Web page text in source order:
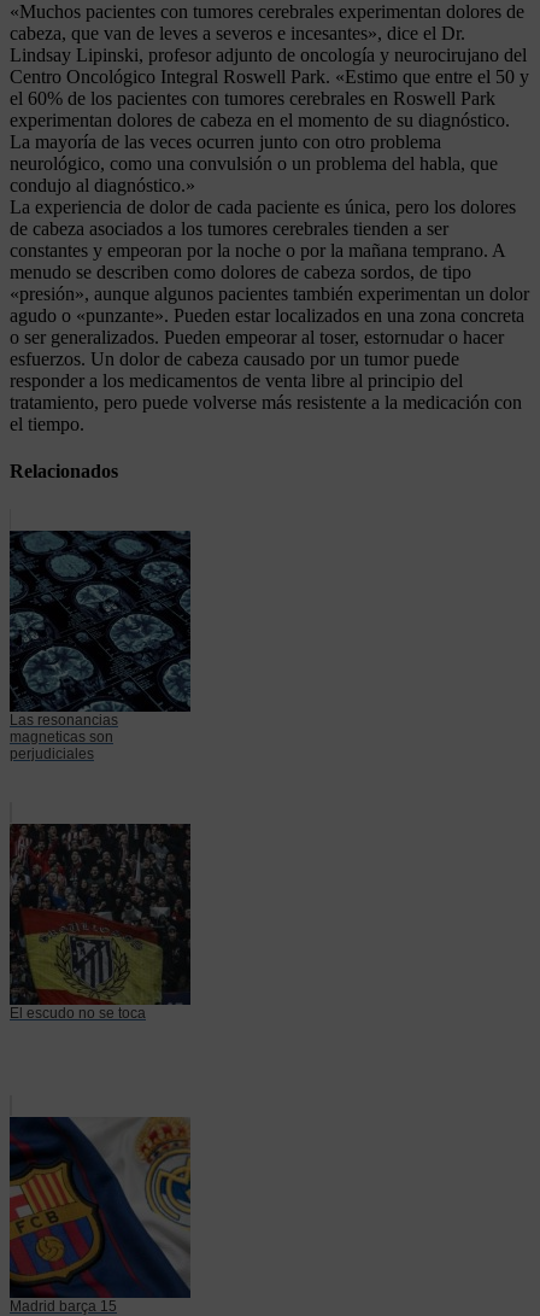
«Muchos pacientes con tumores cerebrales experimentan dolores de
cabeza, que van de leves a severos e incesantes», dice el Dr.
Lindsay Lipinski, profesor adjunto de oncología y neurocirujano del
Centro Oncológico Integral Roswell Park. «Estimo que entre el 50 y
el 60% de los pacientes con tumores cerebrales en Roswell Park
experimentan dolores de cabeza en el momento de su diagnóstico.
La mayoría de las veces ocurren junto con otro problema
neurológico, como una convulsión o un problema del habla, que
condujo al diagnóstico.»
La experiencia de dolor de cada paciente es única, pero los dolores
de cabeza asociados a los tumores cerebrales tienden a ser
constantes y empeoran por la noche o por la mañana temprano. A
menudo se describen como dolores de cabeza sordos, de tipo
«presión», aunque algunos pacientes también experimentan un dolor
agudo o «punzante». Pueden estar localizados en una zona concreta
o ser generalizados. Pueden empeorar al toser, estornudar o hacer
esfuerzos. Un dolor de cabeza causado por un tumor puede
responder a los medicamentos de venta libre al principio del
tratamiento, pero puede volverse más resistente a la medicación con
el tiempo.
Relacionados
Las resonancias
magneticas son
perjudiciales
El escudo no se toca
Madrid barça 15